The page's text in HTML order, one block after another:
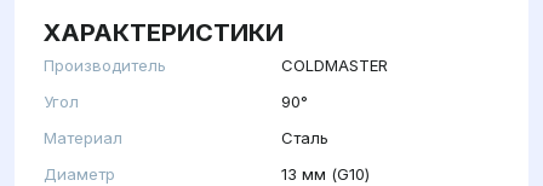
ХАРАКТЕРИСТИКИ
Производитель
COLDMASTER
Угол
90°
Материал
Сталь
Диаметр
13 мм (G10)